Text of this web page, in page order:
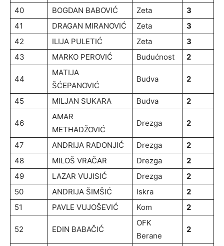
40
BOGDAN BABOVIĆ Zeta
3
41
DRAGAN MIRANOVIĆ Zeta
3
42
ILIJA PULETIĆ Zeta
3
43
MARKO PEROVIĆ Budućnost 2
44
MATIJA
ŠĆEPANOVIĆ
Budva 2
45 MILJAN SUKARA Budva 2
46
AMAR
METHADŽOVIĆ
Drezga 2
47 ANDRIJA RADONJIĆ Drezga
2
48
MILOŠ VRAČAR Drezga
2
49
LAZAR VUJISIĆ Drezga
2
50
ANDRIJA ŠIMŠIĆ Iskra
2
51
PAVLE VUJOŠEVIĆ Kom 2
52 EDIN BABAČIĆ
OFK
Berane
2